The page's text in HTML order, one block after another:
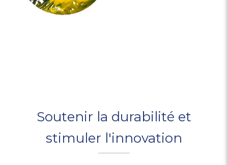
Soutenir la durabilité et
stimuler l'innovation